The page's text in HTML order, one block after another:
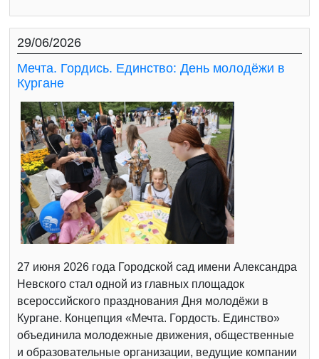
29/06/2026
Мечта. Гордись. Единство: День молодёжи в
Кургане
27 июня 2026 года Городской сад имени Александра
Невского стал одной из главных площадок
всероссийского празднования Дня молодёжи в
Кургане. Концепция «Мечта. Гордость. Единство»
объединила молодежные движения, общественные
и образовательные организации, ведущие компании